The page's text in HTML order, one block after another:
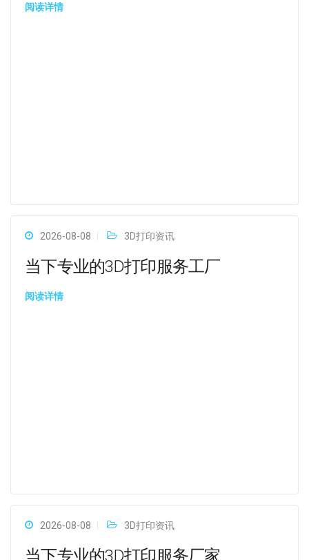
阅读详情
2026-08-08 3D打印资讯
当下专业的3D打印服务工厂
阅读详情
2026-08-08 3D打印资讯
当下专业的3D打印服务厂家